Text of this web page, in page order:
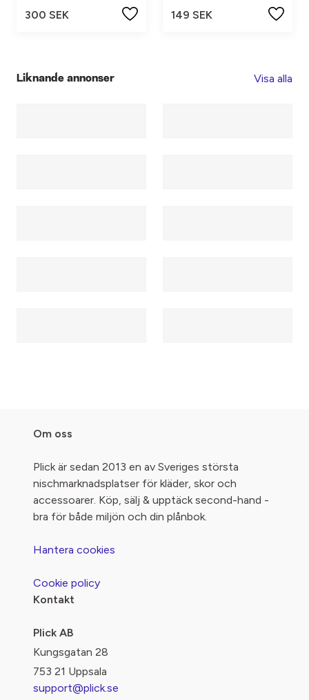
300 SEK
149 SEK
Liknande annonser Visa alla
Om oss
Plick är sedan 2013 en av Sveriges största
nischmarknadsplatser för kläder, skor och
accessoarer. Köp, sälj & upptäck second-hand -
bra för både miljön och din plånbok.
Hantera cookies
Cookie policy
Kontakt
Plick AB
Kungsgatan 28
753 21 Uppsala
support@plick.se